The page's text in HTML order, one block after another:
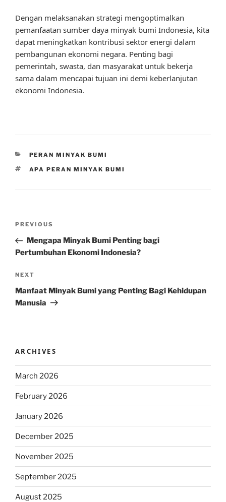
Dengan melaksanakan strategi mengoptimalkan
pemanfaatan sumber daya minyak bumi Indonesia, kita
dapat meningkatkan kontribusi sektor energi dalam
pembangunan ekonomi negara. Penting bagi
pemerintah, swasta, dan masyarakat untuk bekerja
sama dalam mencapai tujuan ini demi keberlanjutan
ekonomi Indonesia.
CATEGORIES
PERAN MINYAK BUMI
TAGS
APA PERAN MINYAK BUMI
Previous
Post
PREVIOUS
Mengapa Minyak Bumi Penting bagi
Pertumbuhan Ekonomi Indonesia?
Next
Post
NEXT
Manfaat Minyak Bumi yang Penting Bagi Kehidupan
Manusia
ARCHIVES
March 2026
February 2026
January 2026
December 2025
November 2025
September 2025
August 2025